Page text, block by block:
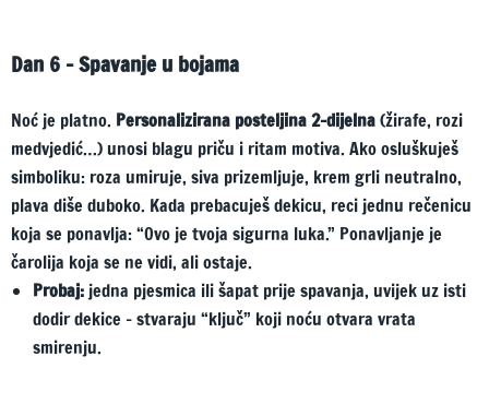
Dan 6 – Spavanje u bojama
Noć je platno. Personalizirana posteljina 2-dijelna(žirafe, rozi
medvjedić…) unosi blagu priču i ritam motiva. Ako osluškuješ
simboliku: roza umiruje, siva prizemljuje, krem grli neutralno,
plava diše duboko. Kada prebacuješ dekicu, reci jednu rečenicu
koja se ponavlja: “Ovo je tvoja sigurna luka.” Ponavljanje je
čarolija koja se ne vidi, ali ostaje.
Probaj: jedna pjesmica ili šapat prije spavanja, uvijek uz isti
dodir dekice – stvaraju “ključ” koji noću otvara vrata
smirenju.